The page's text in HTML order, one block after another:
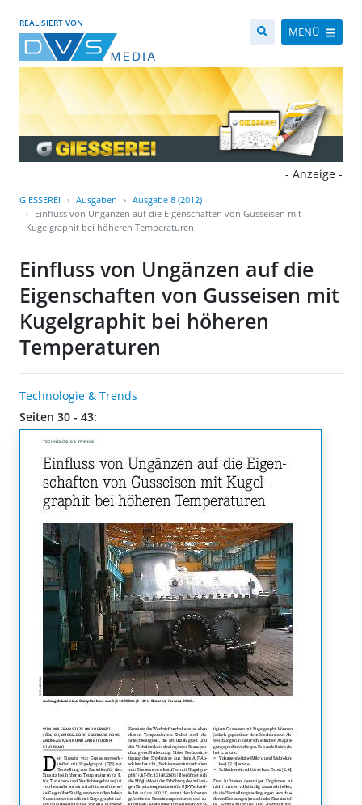
REALISIERT VON
MENÜ
- Anzeige -
GIESSEREI Ausgaben
Ausgabe 8 (2012)
Einfluss von Ungänzen auf die Eigenschaften von Gusseisen mit
Kugelgraphit bei höheren Temperaturen
Einfluss von Ungänzen auf die
Eigenschaften von Gusseisen mit
Kugelgraphit bei höheren
Temperaturen
Technologie & Trends
Seiten 30 - 43: